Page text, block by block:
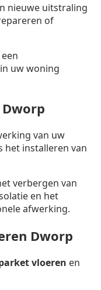
nieuwe uitstraling
of
uw woning
van uw
het installeren van
verbergen van
en het
afwerking.
Dworp
vloeren en